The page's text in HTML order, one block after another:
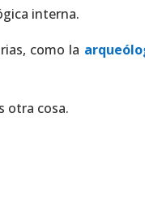
interna.
como la
otra cosa.